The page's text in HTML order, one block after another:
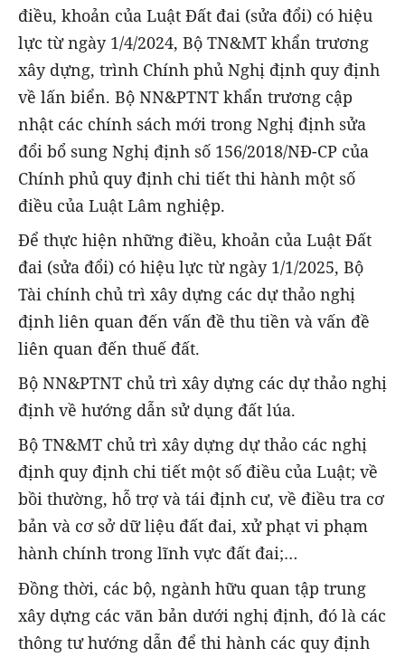
điều, khoản của Luật Đất đai (sửa đổi) có hiệu
lực từ ngày 1/4/2024, Bộ TN&MT khẩn trương
xây dựng, trình Chính phủ Nghị định quy định
về lấn biển. Bộ NN&PTNT khẩn trương cập
nhật các chính sách mới trong Nghị định sửa
đổi bổ sung Nghị định số 156/2018/NĐ-CP của
Chính phủ quy định chi tiết thi hành một số
điều của Luật Lâm nghiệp.
Để thực hiện những điều, khoản của Luật Đất
đai (sửa đổi) có hiệu lực từ ngày 1/1/2025, Bộ
Tài chính chủ trì xây dựng các dự thảo nghị
định liên quan đến vấn đề thu tiền và vấn đề
liên quan đến thuế đất.
Bộ NN&PTNT chủ trì xây dựng các dự thảo nghị
định về hướng dẫn sử dụng đất lúa.
Bộ TN&MT chủ trì xây dựng dự thảo các nghị
định quy định chi tiết một số điều của Luật; về
bồi thường, hỗ trợ và tái định cư, về điều tra cơ
bản và cơ sở dữ liệu đất đai, xử phạt vi phạm
hành chính trong lĩnh vực đất đai;…
Đồng thời, các bộ, ngành hữu quan tập trung
xây dựng các văn bản dưới nghị định, đó là các
thông tư hướng dẫn để thi hành các quy định